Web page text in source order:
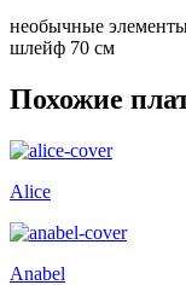
необычные
шлейф 70 см
Похожие
Alice
Anabel